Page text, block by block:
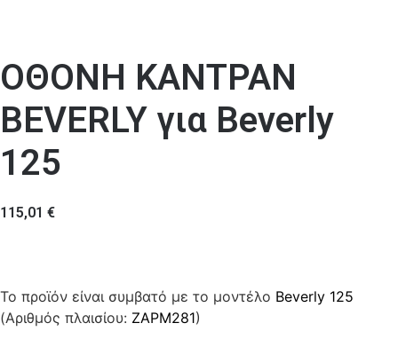
ΟΘΟΝΗ ΚΑΝΤΡΑΝ
BEVERLY για Beverly
125
115,01 €
Το προϊόν είναι συμβατό με το μοντέλο Beverly 125
(Αριθμός πλαισίου: ZAPM281)